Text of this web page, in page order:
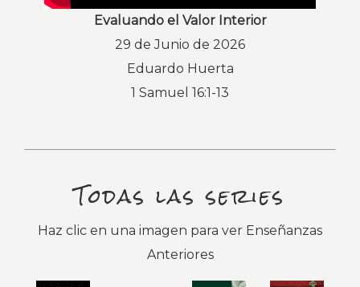
Evaluando el Valor Interior
29 de Junio de 2026
Eduardo Huerta
1 Samuel 16:1-13
Todas las series
Haz clic en una imagen para ver Enseñanzas
Anteriores